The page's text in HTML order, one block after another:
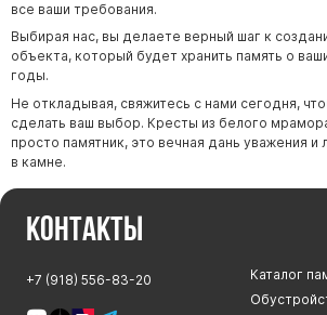
все ваши требования.
Выбирая нас, вы делаете верный шаг к
объекта, который будет хранить память о
годы.
Не откладывая, свяжитесь с нами сегодня,
сделать ваш выбор. Кресты из белого
просто памятник, это вечная дань уважения
в камне.
Контакты
+7 (918) 556-83-20
Каталог